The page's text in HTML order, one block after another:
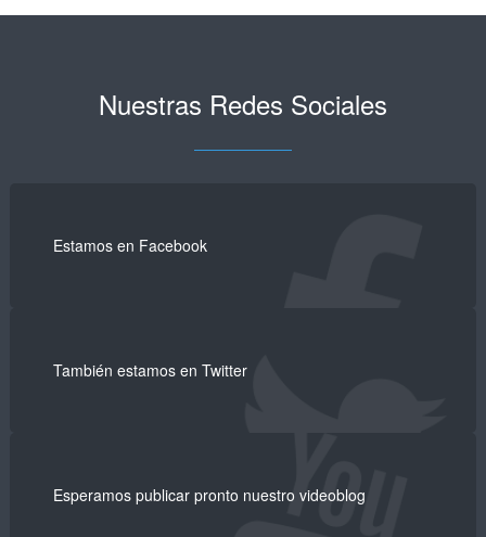
Nuestras Redes Sociales
Estamos en Facebook
También estamos en Twitter
Esperamos publicar pronto nuestro videoblog